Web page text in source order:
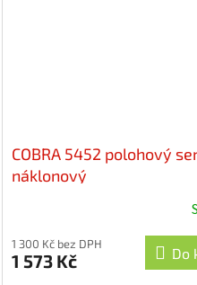
COBRA 5452 polohový
náklonový
1 300 Kč bez DPH
1 573 Kč Do